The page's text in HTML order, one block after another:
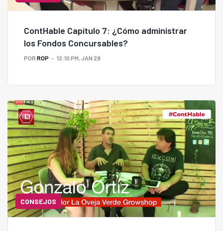
ContHable Capítulo 7: ¿Cómo administrar
los Fondos Concursables?
POR ROP 12:10 PM, JAN 29
CONSEJOS